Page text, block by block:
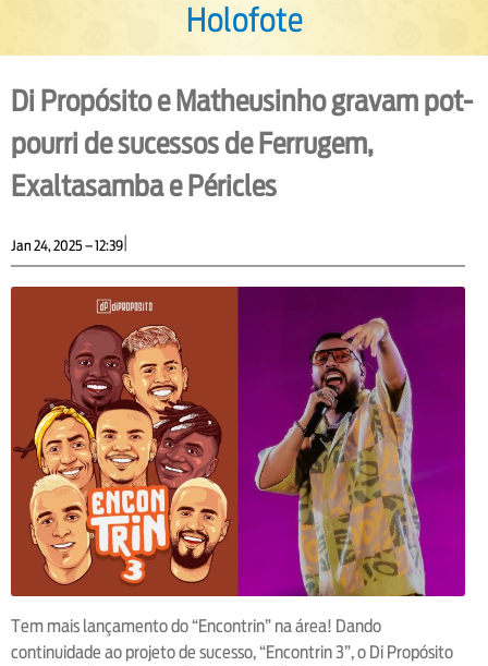
Holofote
Di Propósito e Matheusinho gravam pot-
pourri de sucessos de Ferrugem,
Exaltasamba e Péricles
Jan 24, 2025 – 12:39
Tem mais lançamento do “Encontrin” na área! Dando
continuidade ao projeto de sucesso, “Encontrin 3”, o Di Propósito